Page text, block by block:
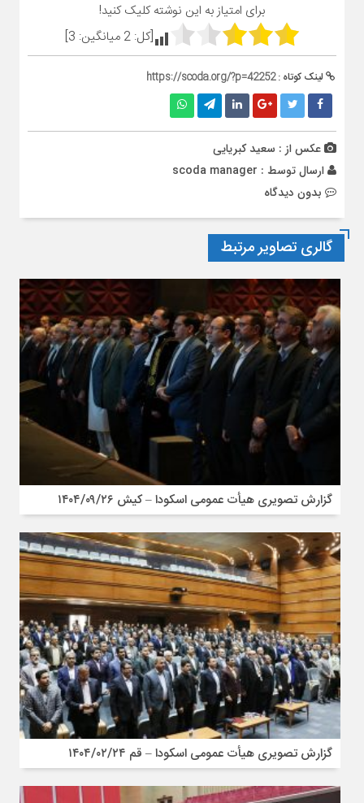
برای امتیاز به این نوشته کلیک کنید!
[کل:2 میانگین: 3
]
لینک کوتاه :https://scoda.org/?p=42252
عکس از : سعید کبریایی
ارسال توسط : scoda manager
بدون دیدگاه
گالری تصاویر مرتبط
گزارش تصویری هیأت عمومی اسکودا – کیش ۱۴۰۴/۰۹/۲۶
گزارش تصویری هیأت عمومی اسکودا – قم ۱۴۰۴/۰۲/۲۴